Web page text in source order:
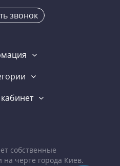
звонок
собственные
черте города Киев.